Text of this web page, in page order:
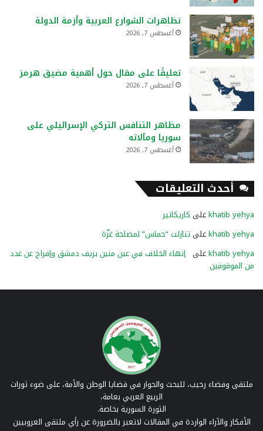
تظاهرات الشوارع العربية وأزمة الدولة
أغسطس 7, 2026
تعليقًا على مقال حول أهمية مضيق هرمز
أغسطس 7, 2026
مظاهر التنافس التركي الإسرائيلي على
سوريا ومآلاته
أغسطس 7, 2026
أحدث التعليقات
khatib yehyaعلى كاريكاتير
khatib yehyaعلى تنازلت “حماس” لمصلحة غزّة
khatib yehyaعلى إنهاء الخلاف في عين منين بريف دمشق وإفراج عن عدد
من الموقوفين
ملتقى وفضاء رحيب، للبحث والحوار في قضايا الوطن والأمة، على ضوء ثورات
الربيع العربي بعامة،
الثورة السورية بخاصة.
الأفكار والآراء الواردة في المقالات لاتعبر بالضرورة عن رأي ملتقى العروبيين